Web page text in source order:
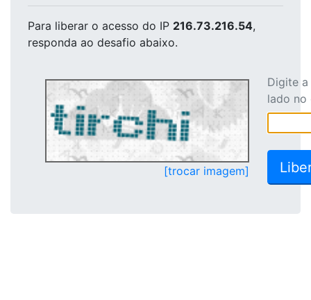
Para liberar o acesso do IP 216.73.216.54,
responda ao desafio abaixo.
[trocar imagem]
Digite
lado no